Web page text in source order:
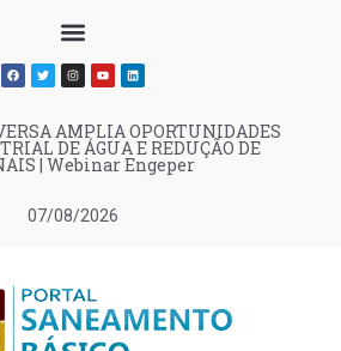
07/08/2026
AMPLIA OPORTUNIDADES
DE ÁGUA E REDUÇÃO DE
| Webinar Engeper